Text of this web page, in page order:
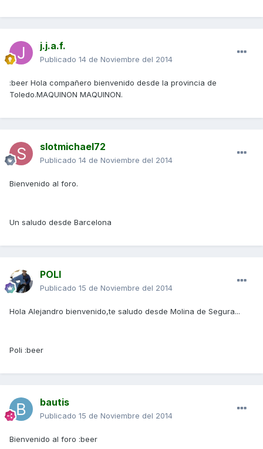
j.j.a.f.
Publicado 14 de Noviembre del 2014
:beer Hola compañero bienvenido desde la provincia de
Toledo.MAQUINON MAQUINON.
slotmichael72
Publicado 14 de Noviembre del 2014
Bienvenido al foro.
Un saludo desde Barcelona
POLI
Publicado 15 de Noviembre del 2014
Hola Alejandro bienvenido,te saludo desde Molina de Segura...
Poli :beer
bautis
Publicado 15 de Noviembre del 2014
Bienvenido al foro :beer